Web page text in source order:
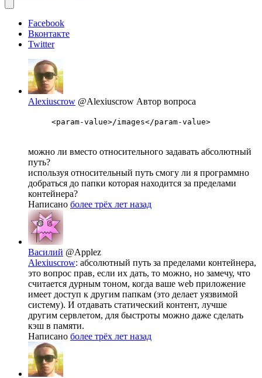
Facebook
Вконтакте
Twitter
Alexiuscrow @Alexiuscrow Автор вопроса
<param-value>/images</param-value>
можно ли вместо относительного задавать абсолютный
путь?
используя относительный путь смогу ли я программно
добраться до папки которая находится за пределами
контейнера?
Написано более трёх лет назад
Василий @Applez
Alexiuscrow: абсолютный путь за пределами контейнера,
это вопрос прав, если их дать, то можно, но замечу, что
считается дурным тоном, когда ваше web приложение
имеет доступ к другим папкам (это делает уязвимой
систему). И отдавать статический контент, лучше
другим сервлетом, для быстроты можно даже сделать
кэш в памяти.
Написано более трёх лет назад